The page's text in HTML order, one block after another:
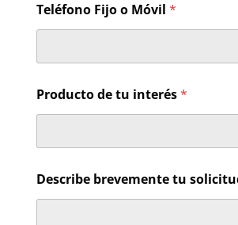
l
e
t
ó
n
i
o
P
Teléfono Fijo o Móvil *
Producto de tu interés*
Describe brevemente tu